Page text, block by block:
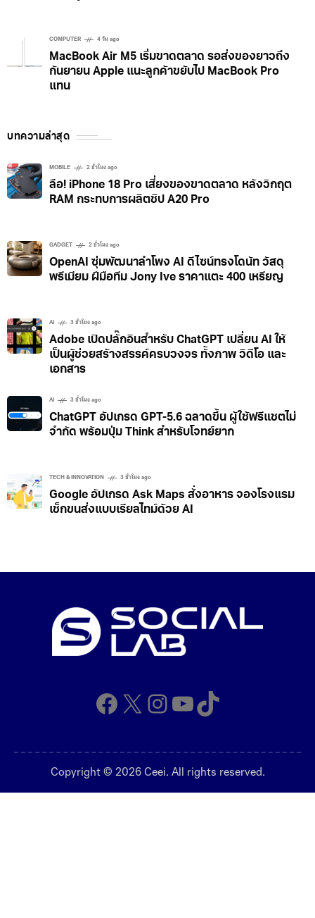
COMPUTER 4 วัน ago
MacBook Air M5 เริ่มขาดตลาด รอส่งของยาวถึง
กันยายน Apple แนะลูกค้าขยับไป MacBook Pro
แทน
บทความล่าสุด
MOBILE 2 ชั่วโมง ago
ลือ! iPhone 18 Pro เสี่ยงของขาดตลาด หลังวิกฤต
RAM กระทบการผลิตชิป A20 Pro
GADGET 2 ชั่วโมง ago
OpenAI ซุ่มพัฒนาลำโพง AI ดีไซน์ทรงโดนัท วัสดุ
พรีเมียม ฝีมือทีม Jony Ive ราคาแตะ 400 เหรียญ
AI 3 ชั่วโมง ago
Adobe เปิดปลั๊กอินสำหรับ ChatGPT เปลี่ยน AI ให้
เป็นผู้ช่วยสร้างสรรค์ครบวงจร ทั้งภาพ วิดีโอ และ
เอกสาร
AI 3 ชั่วโมง ago
ChatGPT อัปเกรด GPT-5.6 ฉลาดขึ้น ผู้ใช้ฟรีแชตไม่
จำกัด พร้อมปุ่ม Think สำหรับโจทย์ยาก
TECH & INNOVATION 3 ชั่วโมง ago
Google อัปเกรด Ask Maps สั่งอาหาร จองโรงแรม
เช็กขนส่งแบบเรียลไทม์ด้วย AI
Facebook
X Instagram
YouTube
TikTok
Copyright © 2026 Ceei. All rights reserved.